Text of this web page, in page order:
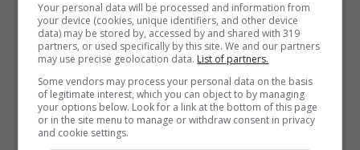
ps5 accesa
Your personal data will be processed and information from
your device (cookies, unique identifiers, and other device
data) may be stored by, accessed by and shared with 319
partners, or used specifically by this site. We and our partners
may use precise geolocation data. List of partners.
Some vendors may process your personal data on the basis
of legitimate interest, which you can object to by managing
your options below. Look for a link at the bottom of this page
or in the site menu to manage or withdraw consent in privacy
and cookie settings.